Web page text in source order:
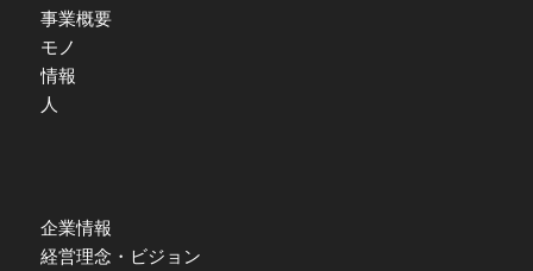
事業概要
モノ
情報
人
企業情報
経営理念・ビジョン